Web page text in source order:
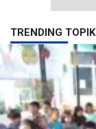
TRENDING TOPIK